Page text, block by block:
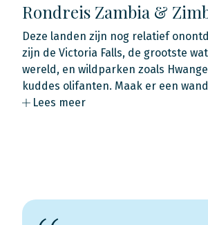
Rondreis Zambia &
Deze landen zijn nog relatief
zijn de Victoria Falls, de grootste
wereld, en wildparken zoals
kuddes olifanten. Maak er een
Lees meer